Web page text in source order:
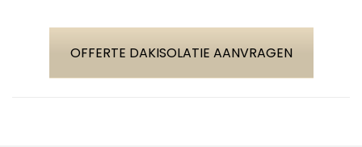
OFFERTE DAKISOLATIE AANVRAGEN